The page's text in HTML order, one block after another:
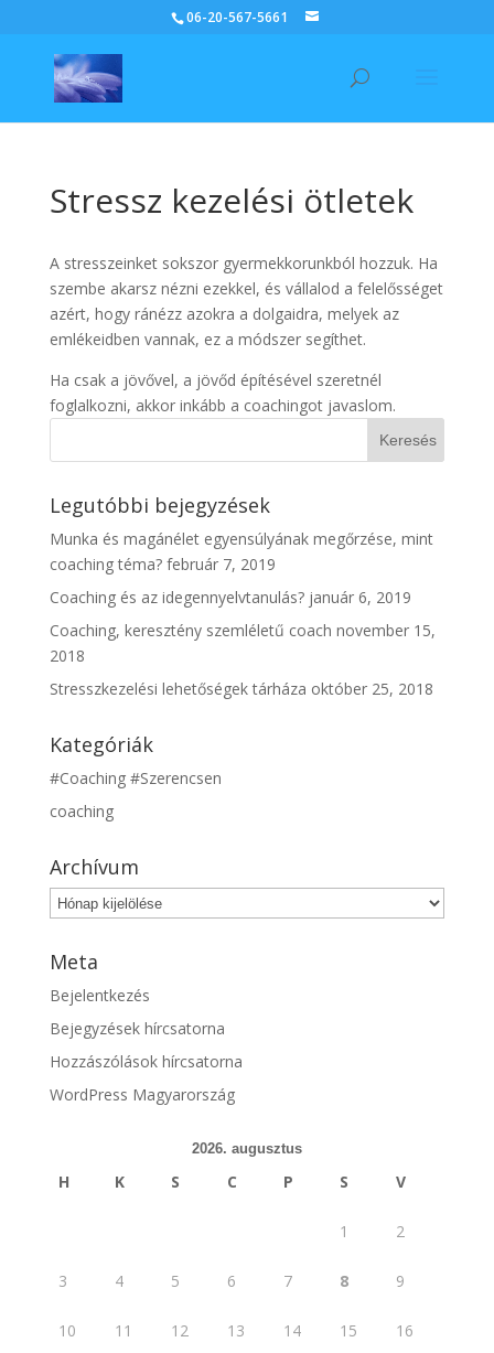
06-20-567-5661
Stressz kezelési ötletek
A stresszeinket sokszor gyermekkorunkból hozzuk. Ha
szembe akarsz nézni ezekkel, és vállalod a felelősséget
azért, hogy ránézz azokra a dolgaidra, melyek az
emlékeidben vannak, ez a módszer segíthet.
Ha csak a jövővel, a jövőd építésével szeretnél
foglalkozni, akkor inkább a coachingot javaslom.
Legutóbbi bejegyzések
Munka és magánélet egyensúlyának megőrzése, mint
coaching téma? február 7, 2019
Coaching és az idegennyelvtanulás? január 6, 2019
Coaching, keresztény szemléletű coach november 15,
2018
Stresszkezelési lehetőségek tárháza október 25, 2018
Kategóriák
#Coaching #Szerencsen
coaching
Archívum
Archívum
Meta
Bejelentkezés
Bejegyzések hírcsatorna
Hozzászólások hírcsatorna
WordPress Magyarország
2026. augusztus
H K S C P S V
1 2
3 4 5 6 7 8 9
10 11 12 13 14 15 16